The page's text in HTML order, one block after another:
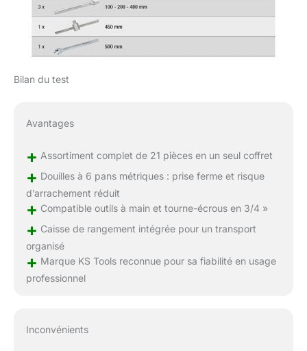
Bilan du test
Avantages
+ Assortiment complet de 21 pièces en un seul coffret
+ Douilles à 6 pans métriques : prise ferme et risque
d’arrachement réduit
+ Compatible outils à main et tourne-écrous en 3/4 »
+ Caisse de rangement intégrée pour un transport
organisé
+ Marque KS Tools reconnue pour sa fiabilité en usage
professionnel
Inconvénients